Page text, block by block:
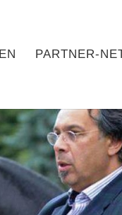
PARTNER-